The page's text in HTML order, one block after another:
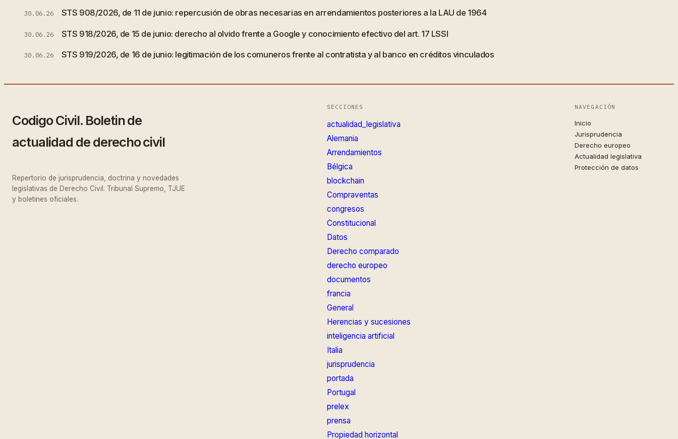
30.06.26 STS 908/2026, de 11 de junio: repercusión de obras necesarias en arrendamientos posteriores a la LAU de 1964
30.06.26 STS 918/2026, de 15 de junio: derecho al olvido frente a Google y conocimiento efectivo del art. 17 LSSI
30.06.26 STS 919/2026, de 16 de junio: legitimación de los comuneros frente al contratista y al banco en créditos vinculados
Codigo Civil. Boletin de
actualidad de derecho civil
Repertorio de jurisprudencia, doctrina y novedades
legislativas de Derecho Civil. Tribunal Supremo, TJUE
y boletines oficiales.
SECCIONES
actualidad_legislativa
Alemania
Arrendamientos
Bélgica
blockchain
Compraventas
congresos
Constitucional
Datos
Derecho comparado
derecho europeo
documentos
francia
General
Herencias y sucesiones
inteligencia artificial
Italia
jurisprudencia
portada
Portugal
prelex
prensa
Propiedad horizontal
NAVEGACIÓN
Inicio
Jurisprudencia
Derecho europeo
Actualidad legislativa
Protección de datos